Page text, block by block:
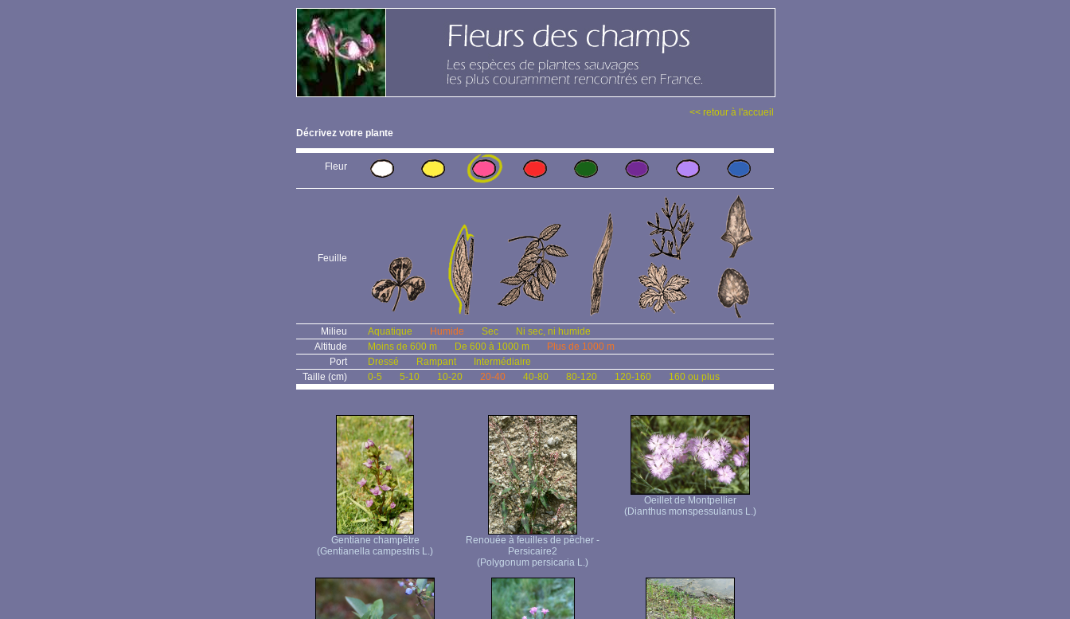
<< retour à l'accueil
Décrivez votre plante
Fleur
Feuille
Milieu Aquatique Humide Sec
Ni sec, ni humide
Altitude
Moins de 600 m De 600 à 1000 m
Plus de 1000 m
Port
Dressé Rampant
Intermédiaire
Taille (cm)
0-5 5-10 10-20 20-40 40-80 80-120 120-160 160 ou plus
Gentiane champêtre
(Gentianella campestris L.)
Renouée à feuilles de pêcher -
Persicaire2
(Polygonum persicaria L.)
Oeillet de Montpellier
(Dianthus monspessulanus L.)